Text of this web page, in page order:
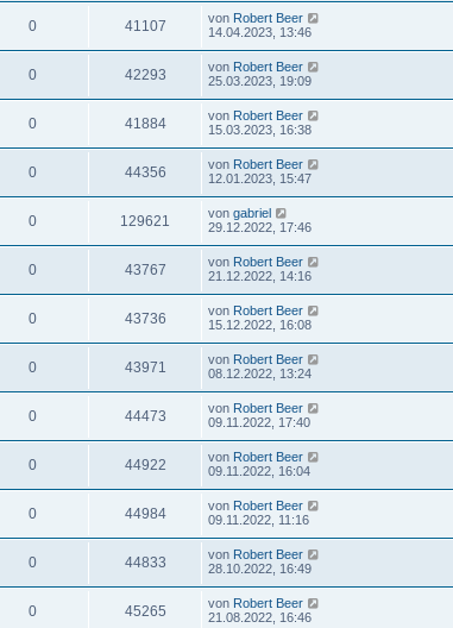
0 41107 von Robert Beer
14.04.2023, 13:46
0 42293 von Robert Beer
25.03.2023, 19:09
0 41884 von Robert Beer
15.03.2023, 16:38
0 44356 von Robert Beer
12.01.2023, 15:47
0 129621 von gabriel
29.12.2022, 17:46
0 43767 von Robert Beer
21.12.2022, 14:16
0 43736 von Robert Beer
15.12.2022, 16:08
0 43971 von Robert Beer
08.12.2022, 13:24
0 44473 von Robert Beer
09.11.2022, 17:40
0 44922 von Robert Beer
09.11.2022, 16:04
0 44984 von Robert Beer
09.11.2022, 11:16
0 44833 von Robert Beer
28.10.2022, 16:49
0 45265 von Robert Beer
21.08.2022, 16:46